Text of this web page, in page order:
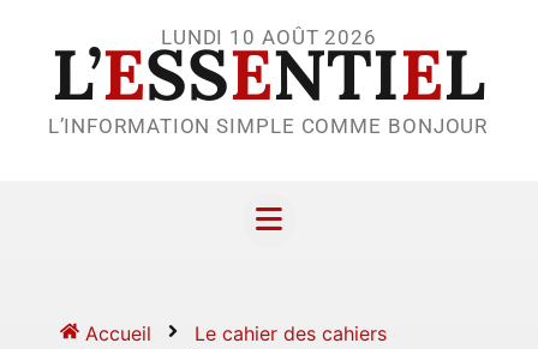
LUNDI 10 AOÛT 2026
L’ESSENTIEL
L’INFORMATION SIMPLE COMME BONJOUR
Accueil
Le cahier des cahiers